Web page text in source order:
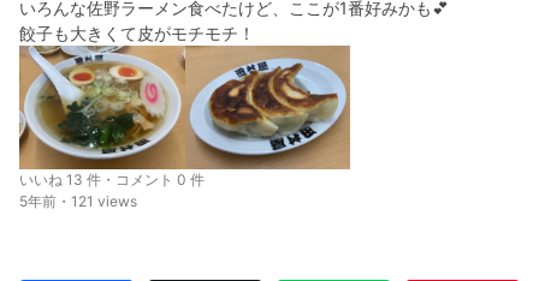
いろんな佐野ラーメン食べたけど、ここが1番好みかも💕
餃子も大きくて皮がモチモチ！
いいね 13 件・コメント 0 件
5年前・121 views